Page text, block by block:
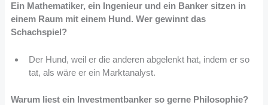
Ein Mathematiker, ein Ingenieur und ein Banker sitzen in
einem Raum mit einem Hund. Wer gewinnt das
Schachspiel?
Der Hund, weil er die anderen abgelenkt hat, indem er so
tat, als wäre er ein Marktanalyst.
Warum liest ein Investmentbanker so gerne Philosophie?